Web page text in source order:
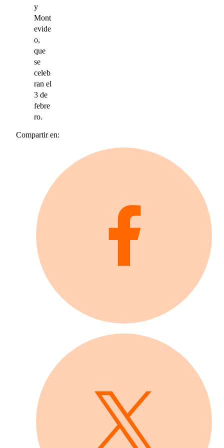
y
Mont
evide
o,
que
se
celeb
ran el
3 de
febre
ro.
Compartir en: